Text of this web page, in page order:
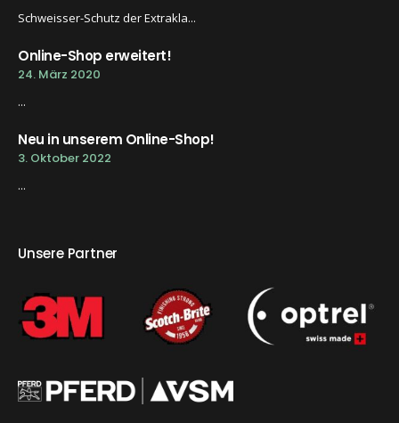
Schweisser-Schutz der Extrakla...
Online-Shop erweitert!
24. März 2020
...
Neu in unserem Online-Shop!
3. Oktober 2022
...
Unsere Partner